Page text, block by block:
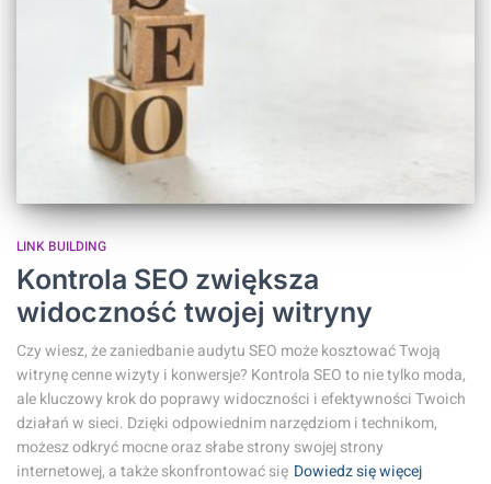
LINK BUILDING
Kontrola SEO zwiększa
widoczność twojej witryny
Czy wiesz, że zaniedbanie audytu SEO może kosztować Twoją
witrynę cenne wizyty i konwersje? Kontrola SEO to nie tylko moda,
ale kluczowy krok do poprawy widoczności i efektywności Twoich
działań w sieci. Dzięki odpowiednim narzędziom i technikom,
możesz odkryć mocne oraz słabe strony swojej strony
internetowej, a także skonfrontować się Dowiedz się więcej